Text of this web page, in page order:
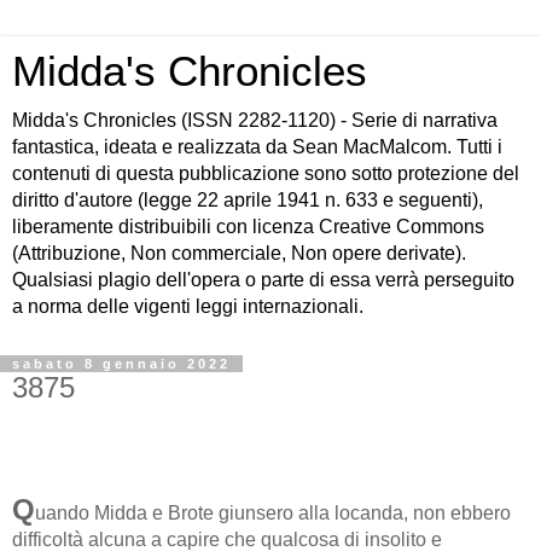
Midda's Chronicles
Midda's Chronicles (ISSN 2282-1120) - Serie di narrativa
fantastica, ideata e realizzata da Sean MacMalcom. Tutti i
contenuti di questa pubblicazione sono sotto protezione del
diritto d'autore (legge 22 aprile 1941 n. 633 e seguenti),
liberamente distribuibili con licenza Creative Commons
(Attribuzione, Non commerciale, Non opere derivate).
Qualsiasi plagio dell'opera o parte di essa verrà perseguito
a norma delle vigenti leggi internazionali.
sabato 8 gennaio 2022
3875
Quando Midda e Brote giunsero alla locanda, non ebbero
difficoltà alcuna a capire che qualcosa di insolito e